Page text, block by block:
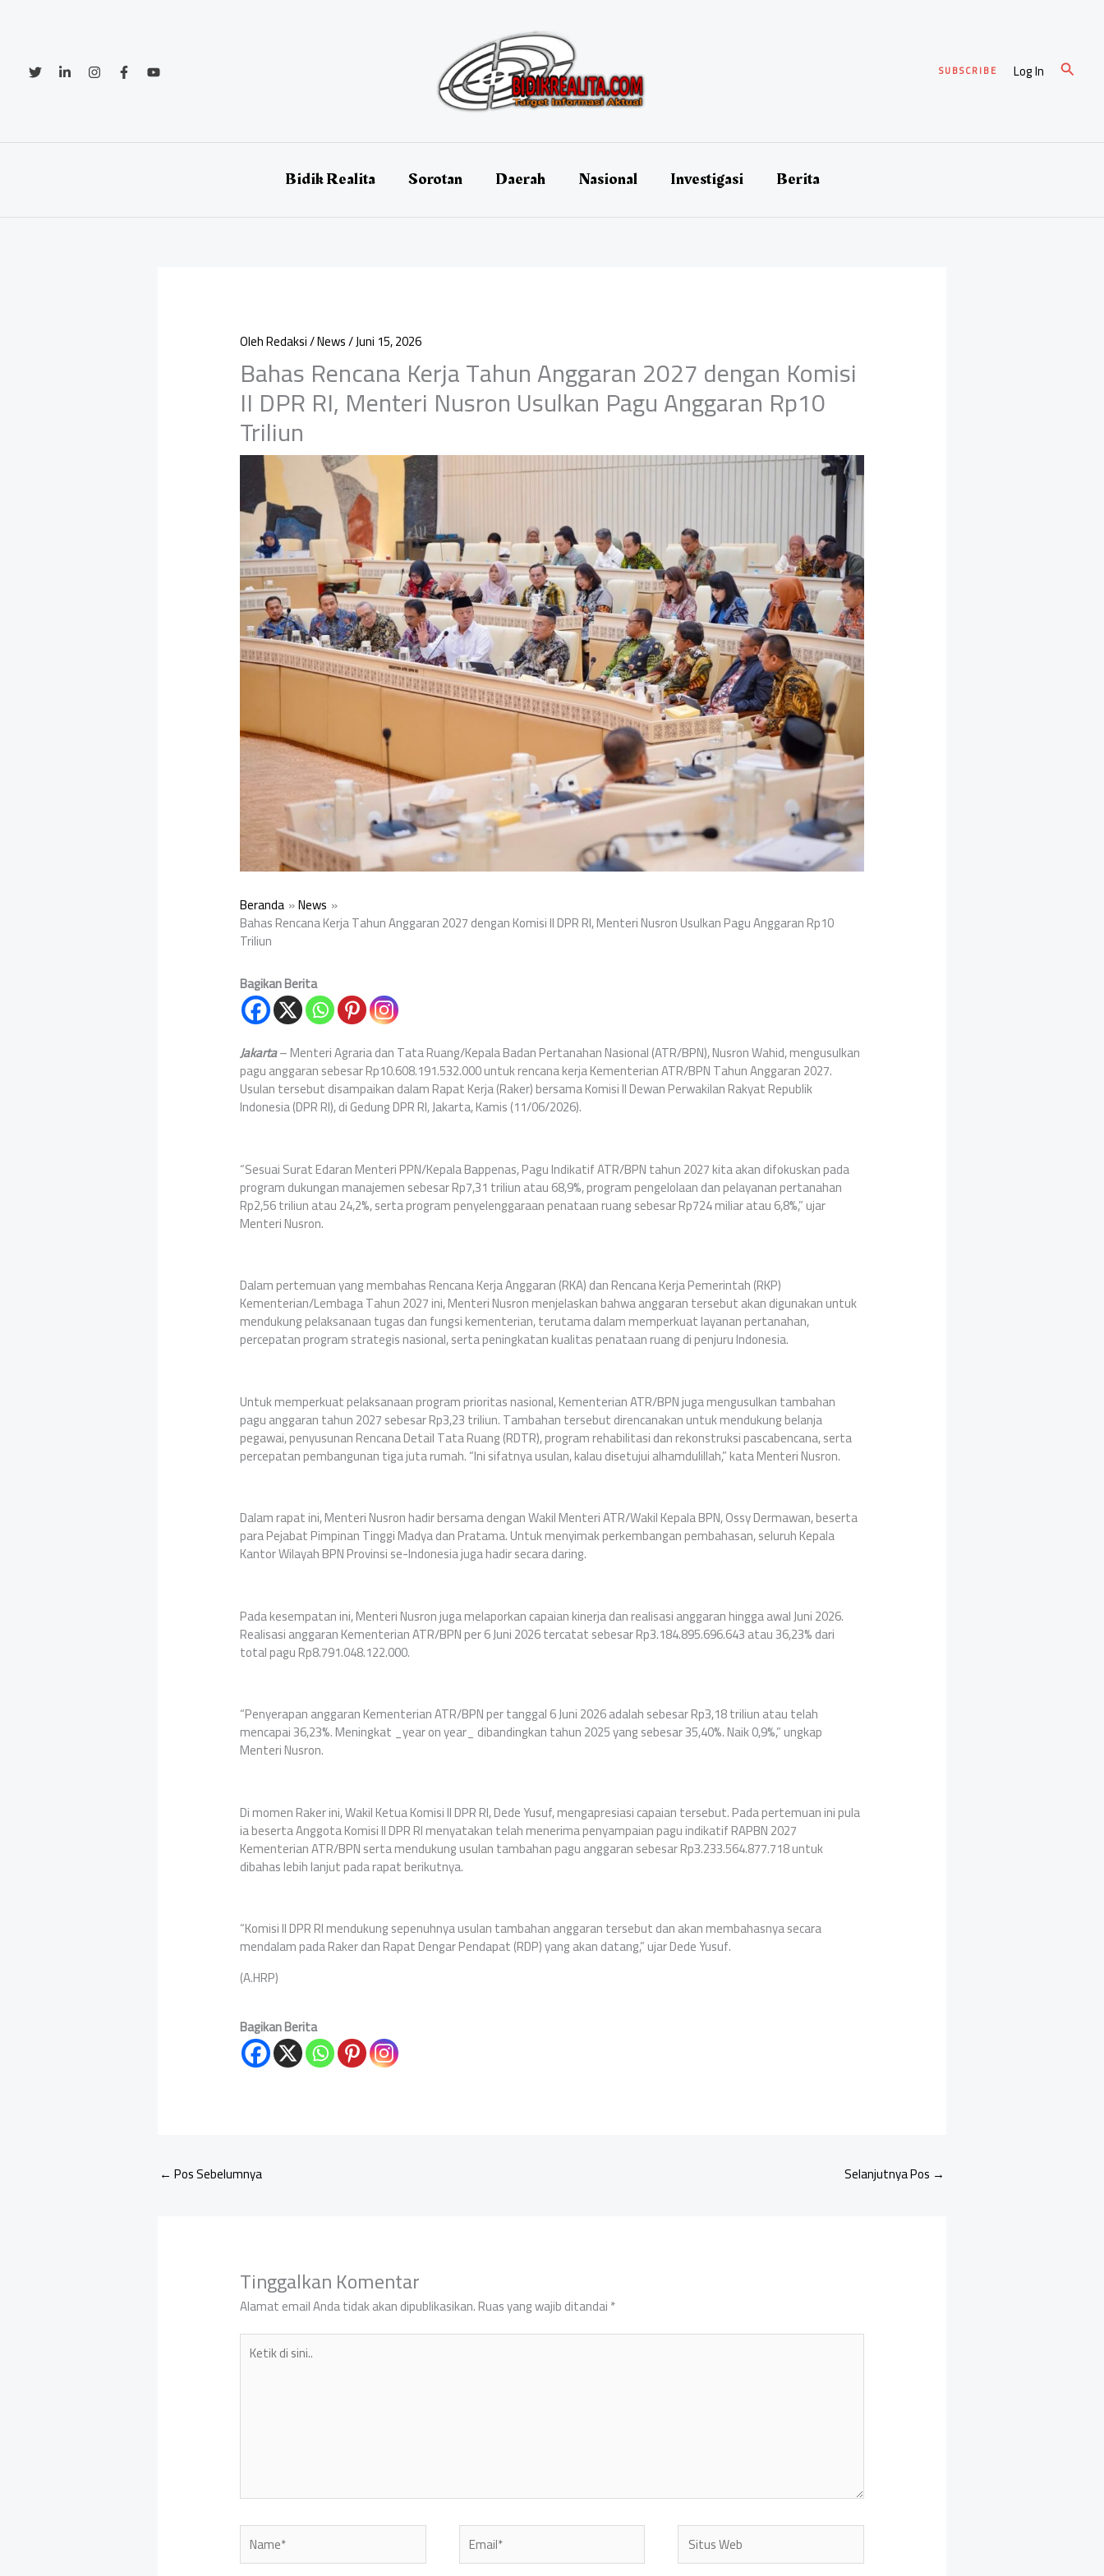
SUBSCRIBE Log In Cari
Bidik Realita Sorotan Daerah Nasional Investigasi Berita
OlehRedaksi/News/Juni 15, 2026
Bahas Rencana Kerja Tahun Anggaran 2027 dengan Komisi
II DPR RI, Menteri Nusron Usulkan Pagu Anggaran Rp10
Triliun
Beranda News
Bahas Rencana Kerja Tahun Anggaran 2027 dengan Komisi II DPR RI, Menteri Nusron Usulkan Pagu Anggaran Rp10
Triliun
Bagikan Berita
Jakarta– Menteri Agraria dan Tata Ruang/Kepala Badan Pertanahan Nasional (ATR/BPN), Nusron Wahid, mengusulkan
pagu anggaran sebesar Rp10.608.191.532.000 untuk rencana kerja Kementerian ATR/BPN Tahun Anggaran 2027.
Usulan tersebut disampaikan dalam Rapat Kerja (Raker) bersama Komisi II Dewan Perwakilan Rakyat Republik
Indonesia (DPR RI), di Gedung DPR RI, Jakarta, Kamis (11/06/2026).
“Sesuai Surat Edaran Menteri PPN/Kepala Bappenas, Pagu Indikatif ATR/BPN tahun 2027 kita akan difokuskan pada
program dukungan manajemen sebesar Rp7,31 triliun atau 68,9%, program pengelolaan dan pelayanan pertanahan
Rp2,56 triliun atau 24,2%, serta program penyelenggaraan penataan ruang sebesar Rp724 miliar atau 6,8%,” ujar
Menteri Nusron.
Dalam pertemuan yang membahas Rencana Kerja Anggaran (RKA) dan Rencana Kerja Pemerintah (RKP)
Kementerian/Lembaga Tahun 2027 ini, Menteri Nusron menjelaskan bahwa anggaran tersebut akan digunakan untuk
mendukung pelaksanaan tugas dan fungsi kementerian, terutama dalam memperkuat layanan pertanahan,
percepatan program strategis nasional, serta peningkatan kualitas penataan ruang di penjuru Indonesia.
Untuk memperkuat pelaksanaan program prioritas nasional, Kementerian ATR/BPN juga mengusulkan tambahan
pagu anggaran tahun 2027 sebesar Rp3,23 triliun. Tambahan tersebut direncanakan untuk mendukung belanja
pegawai, penyusunan Rencana Detail Tata Ruang (RDTR), program rehabilitasi dan rekonstruksi pascabencana, serta
percepatan pembangunan tiga juta rumah. “Ini sifatnya usulan, kalau disetujui alhamdulillah,” kata Menteri Nusron.
Dalam rapat ini, Menteri Nusron hadir bersama dengan Wakil Menteri ATR/Wakil Kepala BPN, Ossy Dermawan, beserta
para Pejabat Pimpinan Tinggi Madya dan Pratama. Untuk menyimak perkembangan pembahasan, seluruh Kepala
Kantor Wilayah BPN Provinsi se-Indonesia juga hadir secara daring.
Pada kesempatan ini, Menteri Nusron juga melaporkan capaian kinerja dan realisasi anggaran hingga awal Juni 2026.
Realisasi anggaran Kementerian ATR/BPN per 6 Juni 2026 tercatat sebesar Rp3.184.895.696.643 atau 36,23% dari
total pagu Rp8.791.048.122.000.
“Penyerapan anggaran Kementerian ATR/BPN per tanggal 6 Juni 2026 adalah sebesar Rp3,18 triliun atau telah
mencapai 36,23%. Meningkat _year on year_ dibandingkan tahun 2025 yang sebesar 35,40%. Naik 0,9%,” ungkap
Menteri Nusron.
Di momen Raker ini, Wakil Ketua Komisi II DPR RI, Dede Yusuf, mengapresiasi capaian tersebut. Pada pertemuan ini pula
ia beserta Anggota Komisi II DPR RI menyatakan telah menerima penyampaian pagu indikatif RAPBN 2027
Kementerian ATR/BPN serta mendukung usulan tambahan pagu anggaran sebesar Rp3.233.564.877.718 untuk
dibahas lebih lanjut pada rapat berikutnya.
“Komisi II DPR RI mendukung sepenuhnya usulan tambahan anggaran tersebut dan akan membahasnya secara
mendalam pada Raker dan Rapat Dengar Pendapat (RDP) yang akan datang,” ujar Dede Yusuf.
(A.HRP)
Bagikan Berita
← Pos Sebelumnya Selanjutnya Pos →
Tinggalkan Komentar
Alamat email Anda tidak akan dipublikasikan.Ruas yang wajib ditandai*
Ketik
Name* Email* Situs
Web